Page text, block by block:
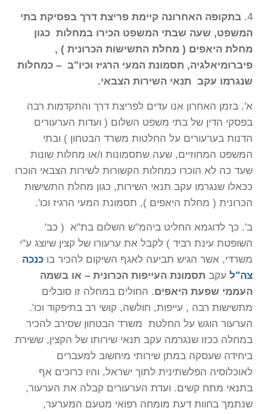
4. בתקופה האחרונה קיימת פריצת דרך בפסיקת בתי
המשפט, שעה שבתי המשפט הכירו במחלות כגון
מחלת היאפים ( מחלת התשישות הכרונית ) ,
פיברומיאלגיה, תסמונת המעי הרגיז וכיו"ב – כמחלות
שנגרמו עקב תנאי השירות הצבאי.
א'. בזמן האחרון אנו עדים לפריצת דרך והתקדמות רבה
בפסקי הדין של בתי משפט השלום ( ועדות הערעורים
הדנות בערעורים על החלטות משרד הבטחון ) ובתי
המשפט המחוזיים, שעה שתסמונות ו/או מחלות שונות
שעד כה לא הוכרו כמחלות הקשורות לשירות הצבאי הוכרו
ככאלו שנגרמו עקב תנאי השירות, כגון מחלת התשישות
הכרונית ( מחלת היאפים ), תסמונת המעי הרגיז וכו'.
ב'. כך לדוגמא החליט ביהמ"ש השלום בת"א ( כב'
השופטת עינת רביד ) לקבל את ערעורו של קצין שיוצג ע"י
משרדי, אשר הגיש תביעה לאגף השיקום להכיר בו כנכה
צה"ל עקב תסמונת העייפות הכרונית – או בשמה
העממי שפעת היאפים. החולים במחלה זו סובלים
מתשישות רבה , עייפות, חולשה, קושי רב בתיפקוד וכו'.
הערעור הוגש על החלטת משרד הבטחון שסירב להכיר
במחלה ככזו שנגרמה עקב תנאי שירותו של הקצין, ששירת
ביחידה שעסקה במתן שירותי מיחשוב למעברים
לאוכלוסיה הפלשתינית לתוך ישראל, והיו כרוכים אף
בתנאי מתח קשים. ועדת הערעורים קבלה את הערעור,
שנתמך בחוות דעת מומחה רפואי מטעם המערער,